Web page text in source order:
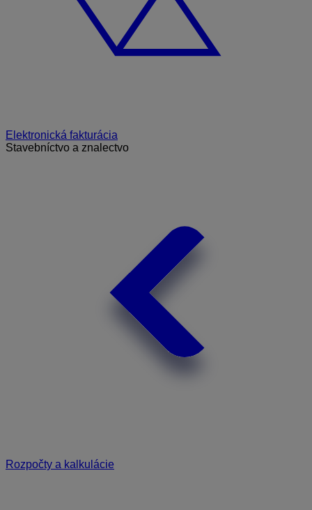
Elektronická fakturácia
Stavebníctvo a znalectvo
Rozpočty a kalkulácie